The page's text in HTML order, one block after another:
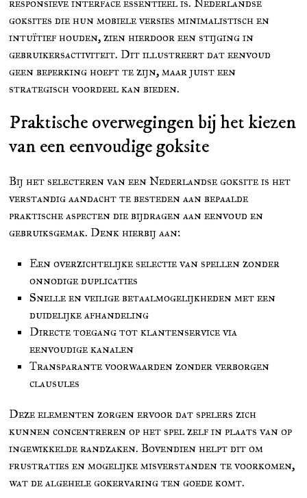
responsieve interface essentieel is. Nederlandse
goksites die hun mobiele versies minimalistisch en
intuïtief houden, zien hierdoor een stijging in
gebruikersactiviteit. Dit illustreert dat eenvoud
geen beperking hoeft te zijn, maar juist een
strategisch voordeel kan bieden.
Praktische overwegingen bij het kiezen
van een eenvoudige goksite
Bij het selecteren van een Nederlandse goksite is het
verstandig aandacht te besteden aan bepaalde
praktische aspecten die bijdragen aan eenvoud en
gebruiksgemak. Denk hierbij aan:
Een overzichtelijke selectie van spellen zonder
onnodige duplicaties
Snelle en veilige betaalmogelijkheden met een
duidelijke afhandeling
Directe toegang tot klantenservice via
eenvoudige kanalen
Transparante voorwaarden zonder verborgen
clausules
Deze elementen zorgen ervoor dat spelers zich
kunnen concentreren op het spel zelf in plaats van op
ingewikkelde randzaken. Bovendien helpt dit om
frustraties en mogelijke misverstanden te voorkomen,
wat de algehele gokervaring ten goede komt.